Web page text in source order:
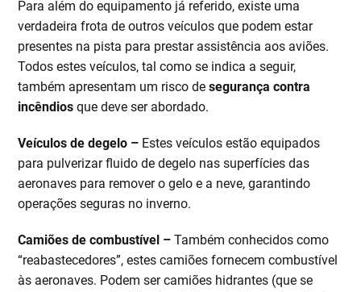
Para além do equipamento já referido, existe uma
verdadeira frota de outros veículos que podem estar
presentes na pista para prestar assistência aos aviões.
Todos estes veículos, tal como se indica a seguir,
também apresentam um risco desegurança contra
incêndiosque deve ser abordado.
Veículos de degelo – Estes veículos estão equipados
para pulverizar fluido de degelo nas superfícies das
aeronaves para remover o gelo e a neve, garantindo
operações seguras no inverno.
Camiões de combustível – Também conhecidos como
“reabastecedores”, estes camiões fornecem combustível
às aeronaves. Podem ser camiões hidrantes (que se